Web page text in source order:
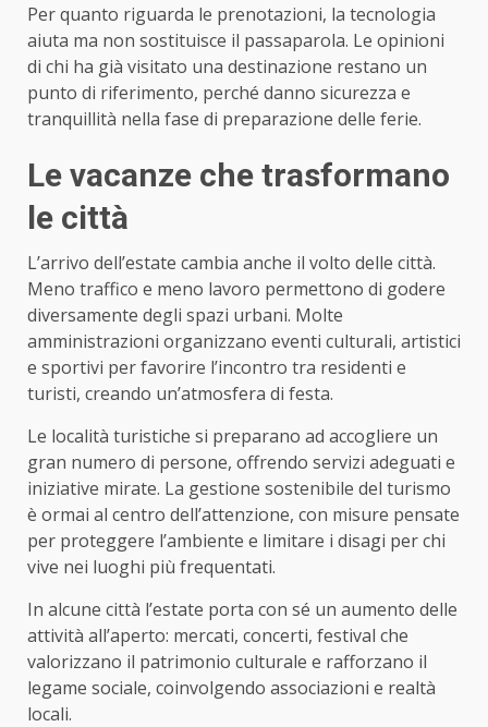
Per quanto riguarda le prenotazioni, la tecnologia
aiuta ma non sostituisce il passaparola. Le opinioni
di chi ha già visitato una destinazione restano un
punto di riferimento, perché danno sicurezza e
tranquillità nella fase di preparazione delle ferie.
Le vacanze che trasformano
le città
L’arrivo dell’estate cambia anche il volto delle città.
Meno traffico e meno lavoro permettono di godere
diversamente degli spazi urbani. Molte
amministrazioni organizzano eventi culturali, artistici
e sportivi per favorire l’incontro tra residenti e
turisti, creando un’atmosfera di festa.
Le località turistiche si preparano ad accogliere un
gran numero di persone, offrendo servizi adeguati e
iniziative mirate. La gestione sostenibile del turismo
è ormai al centro dell’attenzione, con misure pensate
per proteggere l’ambiente e limitare i disagi per chi
vive nei luoghi più frequentati.
In alcune città l’estate porta con sé un aumento delle
attività all’aperto: mercati, concerti, festival che
valorizzano il patrimonio culturale e rafforzano il
legame sociale, coinvolgendo associazioni e realtà
locali.